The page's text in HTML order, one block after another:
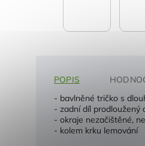
POPIS
- bavlněné tričko s
- zadní díl prodloužený
- okraje nezačištěné,
- kolem krku lemování